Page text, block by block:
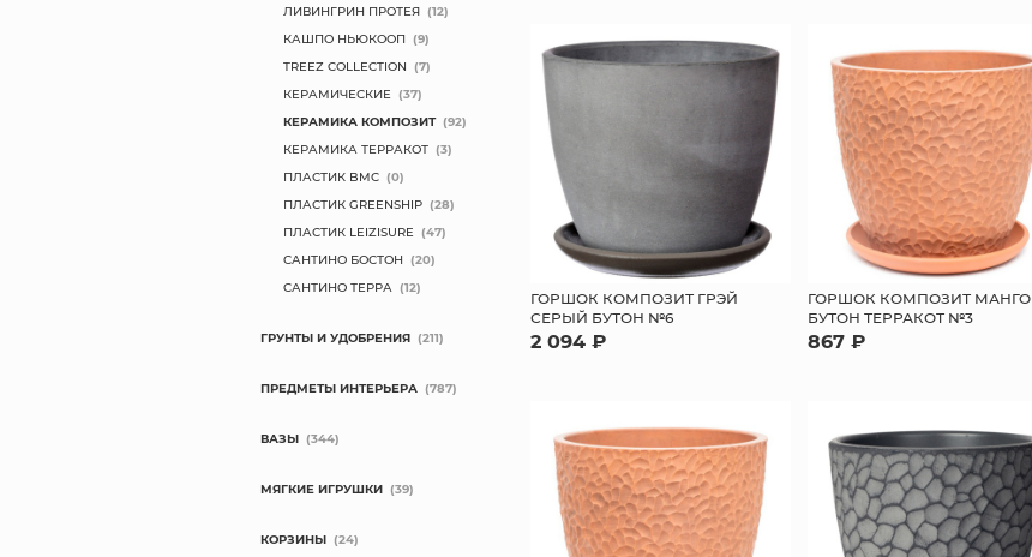
ГОРШОК КОМПОЗИТ ГРЭЙ
СЕРЫЙ БУТОН №6
2 094 ₽
ГОРШОК КОМПОЗИТ МАНГО
БУТОН ТЕРРАКОТ №3
867 ₽
ЛИВИНГРИН ПРОТЕЯ (12)
КАШПО НЬЮКООП (9)
TREEZ COLLECTION (7)
КЕРАМИЧЕСКИЕ (37)
КЕРАМИКА КОМПОЗИТ (92)
КЕРАМИКА ТЕРРАКОТ (3)
ПЛАСТИК BMC (0)
ПЛАСТИК GREENSHIP (28)
ПЛАСТИК LEIZISURE (47)
САНТИНО БОСТОН (20)
САНТИНО ТЕРРА (12)
ГРУНТЫ И УДОБРЕНИЯ (211)
ПРЕДМЕТЫ ИНТЕРЬЕРА (787)
ВАЗЫ (344)
МЯГКИЕ ИГРУШКИ (39)
КОРЗИНЫ (24)